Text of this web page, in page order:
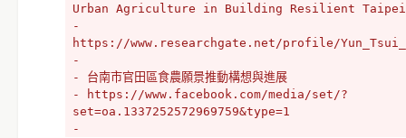
Urban Agriculture in Building Resilient
-
https://www.researchgate.net/profile/
-
- 台南市官田區食農願景推動構想與進展
- https://www.facebook.com/media/set/?
set=oa.1337252572969759&type=1
-